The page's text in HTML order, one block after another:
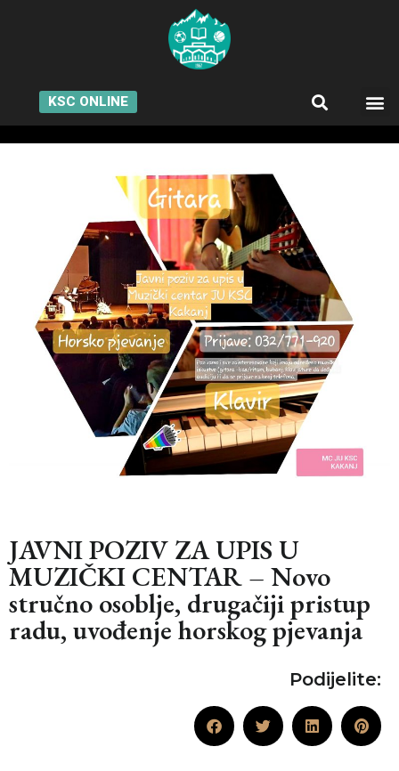
KSC ONLINE
JAVNI POZIV ZA UPIS U
MUZIČKI CENTAR – Novo
stručno osoblje, drugačiji pristup
radu, uvođenje horskog pjevanja
Podijelite: